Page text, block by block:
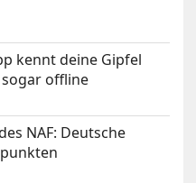
kennt deine Gipfel
offline
NAF: Deutsche